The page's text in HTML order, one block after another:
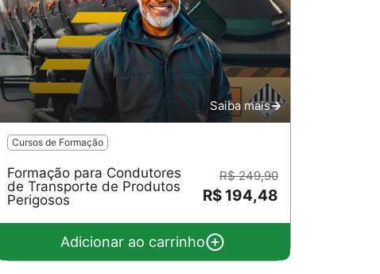
Saiba mais
Cursos de Formação
Formação para Condutores
de Transporte de Produtos
Perigosos
R$ 249,90
R$ 194,48
Adicionar ao carrinho